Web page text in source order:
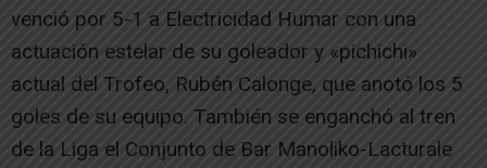
venció por 5-1 a Electricidad Humar con una
actuación estelar de su goleador y «pichichi»
actual del Trofeo, Rubén Calonge, que anotó los 5
goles de su equipo. También se enganchó al tren
de la Liga el Conjunto de Bar Manoliko-Lacturale